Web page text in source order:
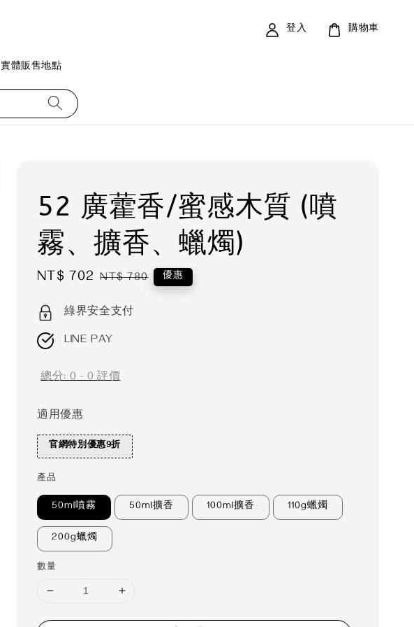
實體販售地點
登入 購物車
52 廣藿香/蜜感木質 (噴
霧、擴香、蠟燭)
Sale
NT$ 702 Regular
NT$ 780 優惠
綠界安全支付
LINE PAY
總分:0-0評價
適用優惠
官網特別優惠9折
產品
50ml噴霧 50ml擴香 100ml擴香 110g蠟燭
200g蠟燭
數量